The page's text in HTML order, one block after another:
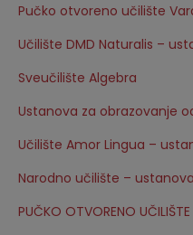
Pučko otvoreno učilište
Učilište DMD Naturalis –
Sveučilište Algebra
Ustanova za obrazovanje
Učilište Amor Lingua –
Narodno učilište –
PUČKO OTVORENO